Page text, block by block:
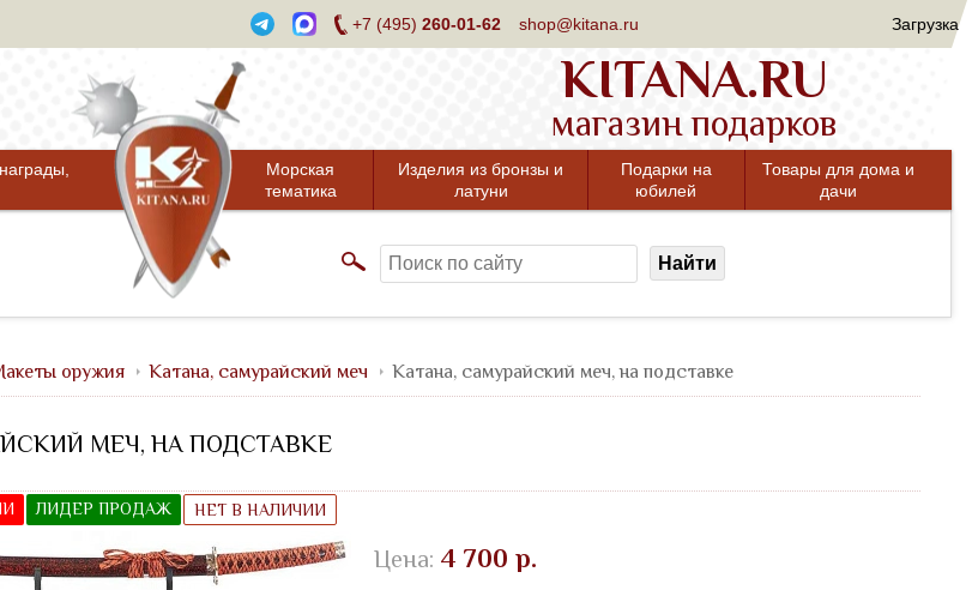
+7 (495) 260-01-62 shop@kitana.ru Загрузка
KITANA.RU
магазин подарков
Морская
тематика
Изделия из бронзы и
латуни
Подарки на
юбилей
Товары для дома и
дачи
Найти
оружия Катана, самурайский меч Катана, самурайский меч, на подставке
МЕЧ, НА ПОДСТАВКЕ
ЛИДЕР ПРОДАЖ НЕТ В НАЛИЧИИ
Цена: 4 700 р.